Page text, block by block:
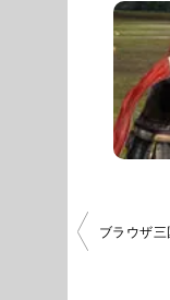
投
ブラウザ三